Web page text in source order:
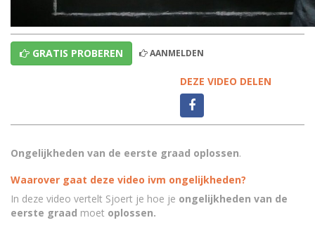
GRATIS PROBEREN AANMELDEN
DEZE VIDEO DELEN
Ongelijkheden van de eerste graad oplossen.
Waarover gaat deze video ivm ongelijkheden?
In deze video vertelt Sjoert je hoe je ongelijkheden van de
eerste graad moet oplossen.